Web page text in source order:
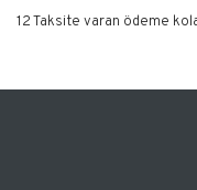
12 Taksite varan ödeme